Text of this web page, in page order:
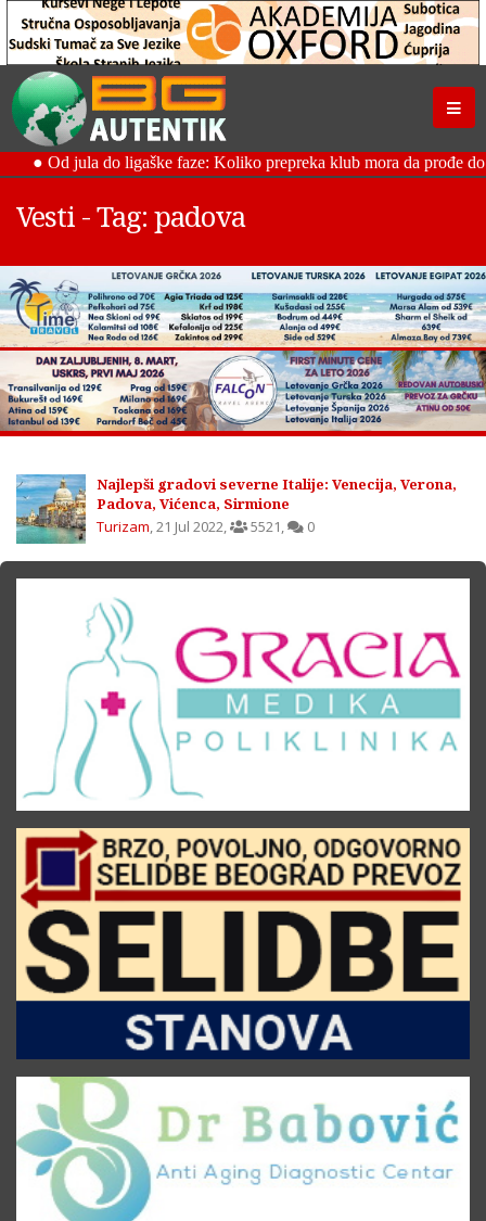
Vesti - Tag: padova
Najlepši gradovi severne Italije: Venecija, Verona,
Padova, Vićenca, Sirmione
Turizam,21 Jul 2022, 5521, 0